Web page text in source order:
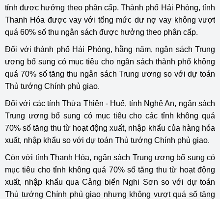
tỉnh được hưởng theo phân cấp. Thành phố Hải Phòng, tỉnh
Thanh Hóa được vay với tổng mức dư nợ vay không vượt
quá 60% số thu ngân sách được hưởng theo phân cấp.
Đối với thành phố Hải Phòng, hằng năm, ngân sách Trung
ương bổ sung có mục tiêu cho ngân sách thành phố không
quá 70% số tăng thu ngân sách Trung ương so với dự toán
Thủ tướng Chính phủ giao.
Đối với các tỉnh Thừa Thiên - Huế, tỉnh Nghệ An, ngân sách
Trung ương bổ sung có mục tiêu cho các tỉnh không quá
70% số tăng thu từ hoạt động xuất, nhập khẩu của hàng hóa
xuất, nhập khẩu so với dự toán Thủ tướng Chính phủ giao.
Còn với tỉnh Thanh Hóa, ngân sách Trung ương bổ sung có
mục tiêu cho tỉnh không quá 70% số tăng thu từ hoạt động
xuất, nhập khẩu qua Cảng biển Nghi Sơn so với dự toán
Thủ tướng Chính phủ giao nhưng không vượt quá số tăng